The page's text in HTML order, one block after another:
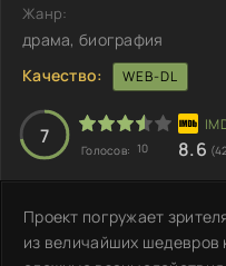
Жанр:
драма, биография
Качество:
WEB-DL
7
Голосов: 10 8.6
Проект погружает
из величайших шедевров